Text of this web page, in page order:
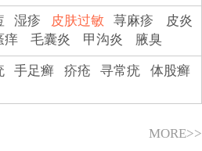
湿疹 皮肤过敏 荨麻疹
皮炎
痒
毛囊炎 甲沟炎 腋臭
手足癣 疥疮 寻常疣 体股癣
MORE>>